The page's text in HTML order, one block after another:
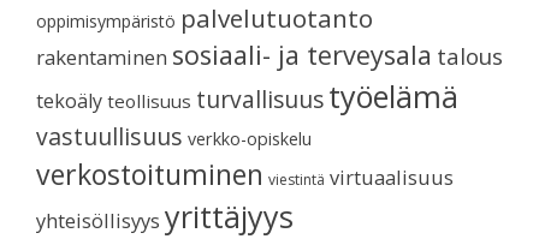
oppimisympäristö palvelutuotanto
rakentaminen sosiaali- ja terveysala talous
tekoäly teollisuus turvallisuustyöelämä
vastuullisuus verkko-opiskelu
verkostoituminen viestintä virtuaalisuus
yhteisöllisyys yrittäjyys